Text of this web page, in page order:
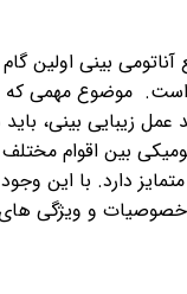
بینی اولین گام
است. موضوع مهمی که
زیبایی بینی، باید
بین اقوام
دارد. با این
و ویژگی